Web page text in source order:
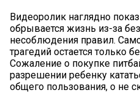
Видеоролик наглядно
обрывается жизнь из-за
несоблюдения правил.
трагедий остается только
Сожаление о покупке
разрешении ребенку
общего пользования, о не